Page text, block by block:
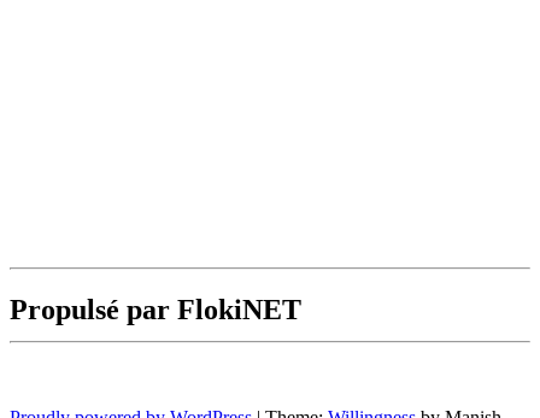
Propulsé par FlokiNET